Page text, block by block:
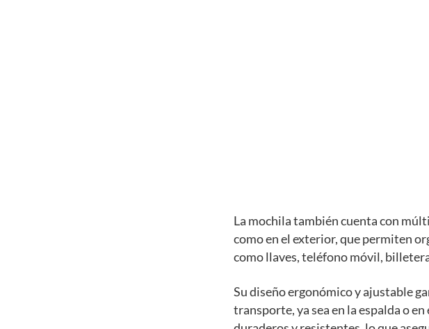
La mochila también cuenta con
como en el exterior, que permiten
como llaves, teléfono móvil,
Su diseño ergonómico y ajustable
transporte, ya sea en la espalda o